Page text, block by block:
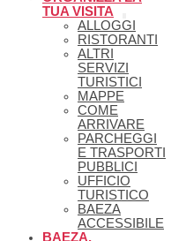
TUA VISITA
ALLOGGI
RISTORANTI
ALTRI
SERVIZI
TURISTICI
MAPPE
COME
ARRIVARE
PARCHEGGI
E TRASPORTI
PUBBLICI
UFFICIO
TURISTICO
BAEZA
ACCESSIBILE
BAEZA,